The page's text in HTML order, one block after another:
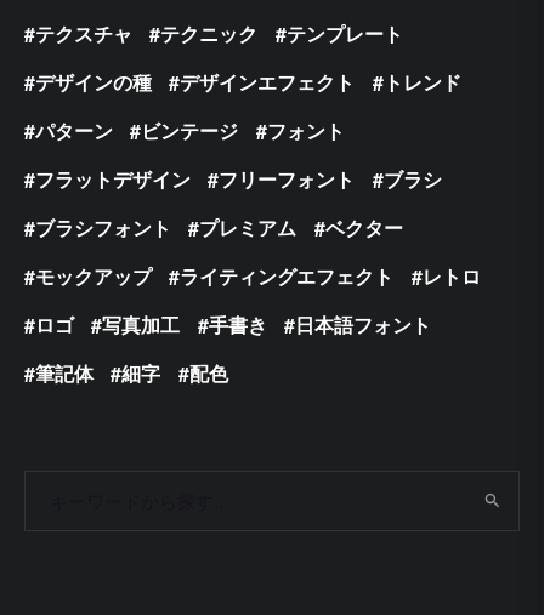
テクスチャ
テクニック
テンプレート
デザインの種
デザインエフェクト
トレンド
パターン
ビンテージ
フォント
フラットデザイン
フリーフォント
ブラシ
ブラシフォント
プレミアム
ベクター
モックアップ
ライティングエフェクト
レトロ
ロゴ
写真加工 手書き
日本語フォント
筆記体
細字 配色